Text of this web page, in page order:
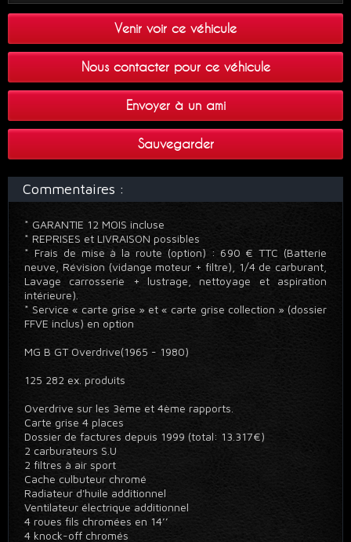
Venir voir ce véhicule
Nous contacter pour ce véhicule
Envoyer à un ami
Sauvegarder
Commentaires :
* GARANTIE 12 MOIS incluse
* REPRISES et LIVRAISON possibles
* Frais de mise à la route (option) : 690 € TTC (Batterie
neuve, Révision (vidange moteur + filtre), 1/4 de carburant,
Lavage carrosserie + lustrage, nettoyage et aspiration
intérieure).
* Service « carte grise » et « carte grise collection » (dossier
FFVE inclus) en option
MG B GT Overdrive(1965 - 1980)
125 282 ex. produits
Overdrive sur les 3ème et 4ème rapports.
Carte grise 4 places
Dossier de factures depuis 1999 (total: 13.317€)
2 carburateurs S.U
2 filtres à air sport
Cache culbuteur chromé
Radiateur d'huile additionnel
Ventilateur électrique additionnel
4 roues fils chromées en 14’’
4 knock-off chromés